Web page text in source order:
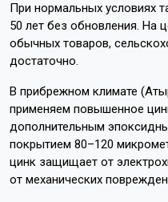
При нормальных условиях
50 лет без обновления. На
обычных товаров,
достаточно.
В прибрежном климате
применяем повышенное
дополнительным
покрытием 80–120
цинк защищает от
от механических